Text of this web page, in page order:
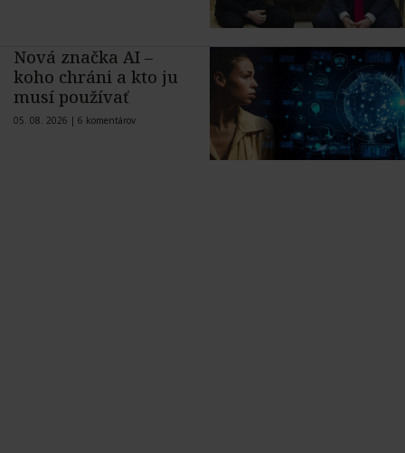
Nová značka AI –
koho chráni a kto ju
musí používať
05. 08. 2026 | 6 komentárov